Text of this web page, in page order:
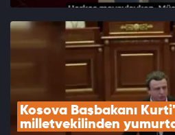
Kosova Başbakanı
milletvekilinden